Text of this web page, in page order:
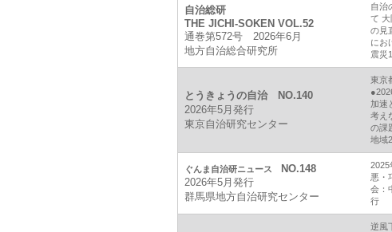
自治総研
THE JICHI-SOKEN VOL.52
通巻第572号 2026年6月
地方自治総合研究所
自治
て
の見
にお
震災
とうきょうの自治 NO.140
2026年5月発行
東京自治研究センター
東京
加速
考え
の課
地域
ぐんま自治研ニュース NO.148
2026年5月発行
群馬県地方自治研究センター
2025
悪・
会：
行
逆風